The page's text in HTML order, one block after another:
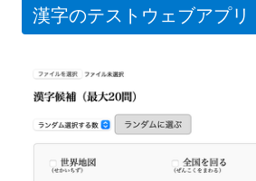
漢字のテストウェブアプリ